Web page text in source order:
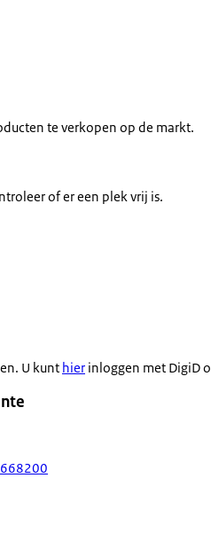
te verkopen op de markt.
of er een plek vrij is.
U kunt hier inloggen met DigiD